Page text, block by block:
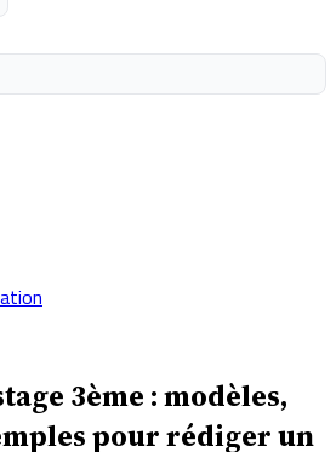
3ème : modèles,
pour rédiger un